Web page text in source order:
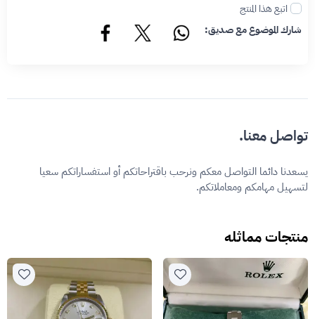
اتبع هذا المنتج
شارك الموضوع مع صديق:
تواصل معنا.
يسعدنا دائما التواصل معكم ونرحب باقتراحاتكم أو استفساراتكم سعيا
لتسهيل مهامكم ومعاملاتكم.
منتجات مماثله